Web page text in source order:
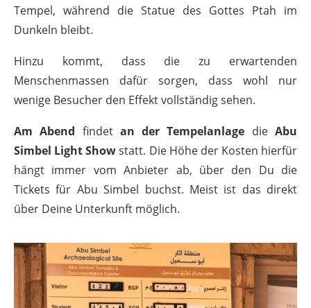
Tempel, während die Statue des Gottes Ptah im
Dunkeln bleibt.
Hinzu kommt, dass die zu erwartenden
Menschenmassen dafür sorgen, dass wohl nur
wenige Besucher den Effekt vollständig sehen.
Am Abend findet an der Tempelanlage dieAbu
Simbel Light Showstatt. Die Höhe der Kosten hierfür
hängt immer vom Anbieter ab, über den Du die
Tickets für Abu Simbel buchst. Meist ist das direkt
über Deine Unterkunft möglich.